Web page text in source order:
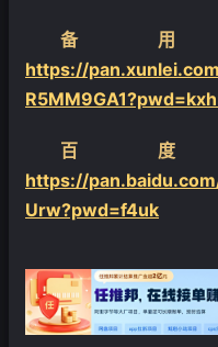
备
https://
百
https://
Urw?pwd=f4uk